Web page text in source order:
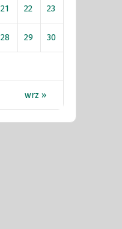
wrz »
21 22 23
28 29 30